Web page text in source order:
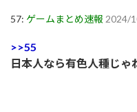
57: ゲームまとめ速報 2024/
>>55
日本人なら有色人種じゃ